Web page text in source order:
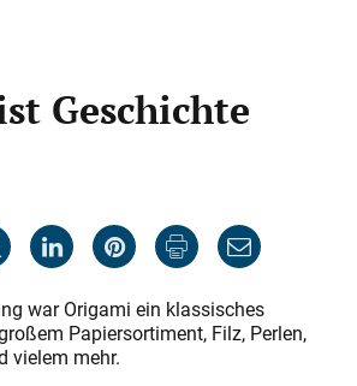
Geschichte
war Origami ein klassisches
Papiersortiment, Filz, Perlen,
vielem mehr.